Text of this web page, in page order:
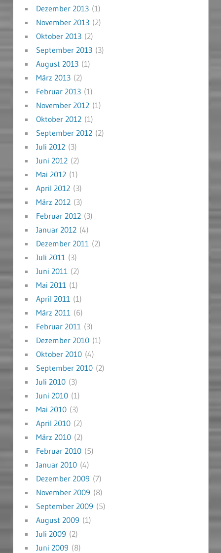
Dezember 2013(1)
November 2013(2)
Oktober 2013(2)
September 2013(3)
August 2013(1)
März 2013(2)
Februar 2013(1)
November 2012(1)
Oktober 2012(1)
September 2012(2)
Juli 2012(3)
Juni 2012(2)
Mai 2012(1)
April 2012(3)
März 2012(3)
Februar 2012(3)
Januar 2012(4)
Dezember 2011 (2)
Juli 2011 (3)
Juni 2011 (2)
Mai 2011 (1)
April 2011 (1)
März 2011 (6)
Februar 2011 (3)
Dezember 2010(1)
Oktober 2010(4)
September 2010(2)
Juli 2010(3)
Juni 2010(1)
Mai 2010(3)
April 2010(2)
März 2010(2)
Februar 2010(5)
Januar 2010(4)
Dezember 2009 (7)
November 2009 (8)
September 2009 (5)
August 2009 (1)
Juli 2009 (2)
Juni 2009 (8)